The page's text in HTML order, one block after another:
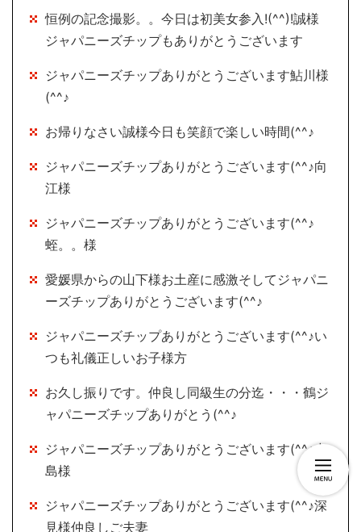
恒例の記念撮影。。今日は初美女参入!(^^)!誠様
ジャパニーズチップもありがとうございます
ジャパニーズチップありがとうございます鮎川様
(^^♪
お帰りなさい誠様今日も笑顔で楽しい時間(^^♪
ジャパニーズチップありがとうございます(^^♪向
江様
ジャパニーズチップありがとうございます(^^♪
蛭。。様
愛媛県からの山下様お土産に感激そしてジャパニ
ーズチップありがとうございます(^^♪
ジャパニーズチップありがとうございます(^^♪い
つも礼儀正しいお子様方
お久し振りです。仲良し同級生の分迄・・・鶴ジ
ャパニーズチップありがとう(^^♪
ジャパニーズチップありがとうございます(^^♪中
島様
ジャパニーズチップありがとうございます(^^♪深
見様仲良しご夫妻